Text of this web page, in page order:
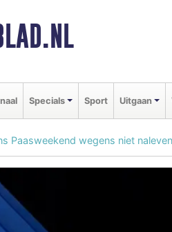
Specials Sport Uitgaan
Paasweekend wegens niet